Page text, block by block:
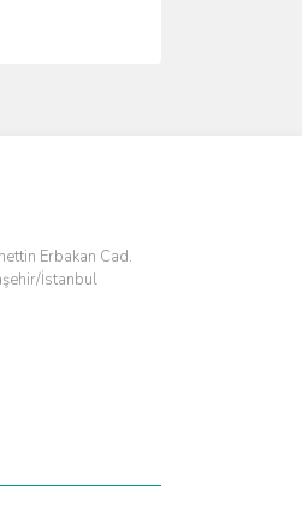
Erbakan Cad.
İstanbul